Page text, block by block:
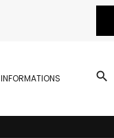
INFORMATIONS search